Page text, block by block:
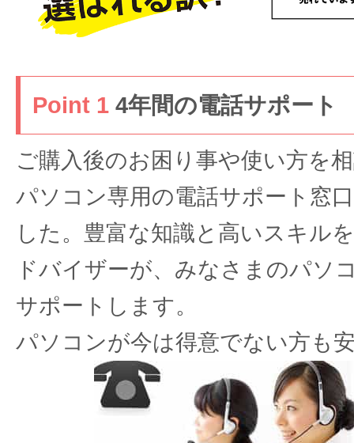
Point 1 4年間の電話サポート
ご購入後のお困り事や使い方を
パソコン専用の電話サポート窓
した。豊富な知識と高いスキル
ドバイザーが、みなさまのパソ
サポートします。
パソコンが今は得意でない方も